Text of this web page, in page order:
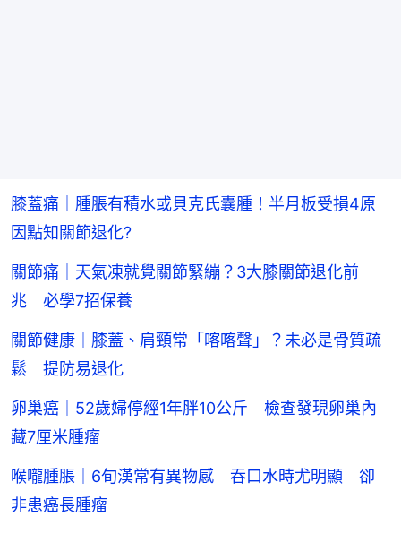
膝蓋痛｜腫脹有積水或貝克氏囊腫！半月板受損4原
因點知關節退化?
關節痛｜天氣凍就覺關節緊繃？3大膝關節退化前
兆 必學7招保養
關節健康｜膝蓋、肩頸常「喀喀聲」？未必是骨質疏
鬆 提防易退化
卵巢癌｜52歲婦停經1年胖10公斤 檢查發現卵巢內
藏7厘米腫瘤
喉嚨腫脹｜6旬漢常有異物感 吞口水時尤明顯 卻
非患癌長腫瘤